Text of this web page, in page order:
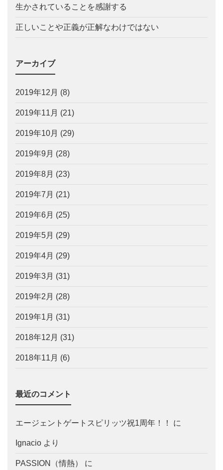
生かされていることを感謝する
正しいことや正義が正解なわけではない
アーカイブ
2019年12月 (8)
2019年11月 (21)
2019年10月 (29)
2019年9月 (28)
2019年8月 (23)
2019年7月 (21)
2019年6月 (25)
2019年5月 (29)
2019年4月 (29)
2019年3月 (31)
2019年2月 (28)
2019年1月 (31)
2018年12月 (31)
2018年11月 (6)
最近のコメント
エージェントゲートスピリッツ祝1周年！！ に
Ignacio より
PASSION（情熱） に